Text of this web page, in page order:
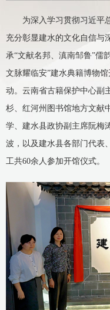
为深入学习贯彻习近平
充分彰显建水的文化自信与
承“文献名邦、滇南邹鲁”儒
文脉耀临安”建水典籍博物
动。云南省古籍保护中心副
杉、红河州图书馆地方文献
学、建水县政协副主席阮梅
波，以及建水县各部门代表
工共60余人参加开馆仪式。